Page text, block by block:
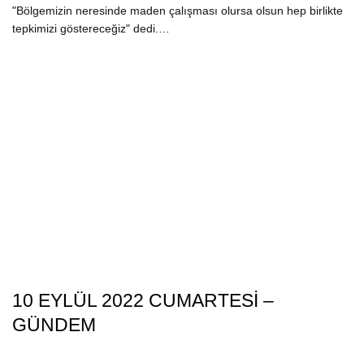
"Bölgemizin neresinde maden çalışması olursa olsun hep birlikte
tepkimizi göstereceğiz" dedi.…
10 EYLÜL 2022 CUMARTESİ –
GÜNDEM